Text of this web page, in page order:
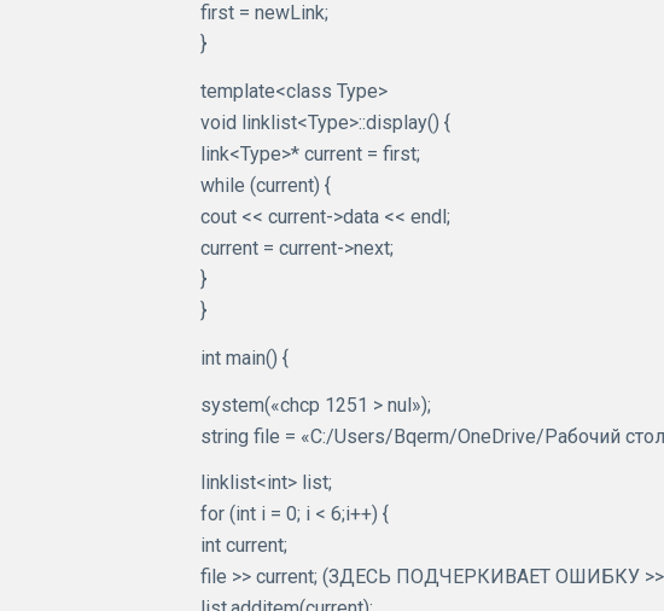
first = newLink;
}
template<class Type>
void linklist<Type>::display() {
link<Type>* current = first;
while (current) {
cout << current->data << endl;
current = current->next;
}
}
int main() {
system(«chcp 1251 > nul»);
string file = «C:/Users/Bqerm/OneDrive/Рабочий
linklist<int> list;
for (int i = 0; i < 6;i++) {
int current;
file >> current; (ЗДЕСЬ ПОДЧЕРКИВАЕТ ОШИБКУ